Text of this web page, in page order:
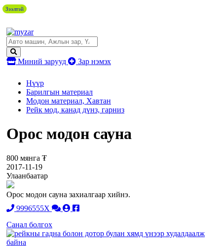
Миний зарууд Зар нэмэх
Нүүр
Барилгын материал
Модон материал, Хавтан
Рейк мод, канад дүнз, гарниз
Орос модон сауна
800 мянга ₮
2017-11-19
Улаанбаатар
Орос модон сауна захиалгаар хийнэ.
9996555X
Санал болгох
Зээлтэй